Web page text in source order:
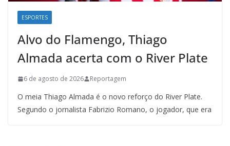
ESPORTES
Alvo do Flamengo, Thiago
Almada acerta com o River Plate
6 de agosto de 2026 Reportagem
O meia Thiago Almada é o novo reforço do River Plate.
Segundo o jornalista Fabrizio Romano, o jogador, que era